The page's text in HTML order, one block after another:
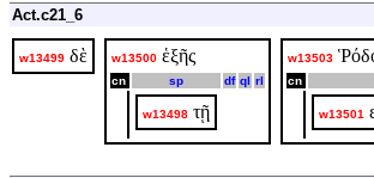
Act.c21_6
w13499 δὲ w13500 ἑξῆς
cn sp df ql rl
w13498 τῇ
w13503
cn
w13501